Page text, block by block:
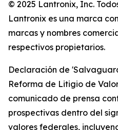
© 2025 Lantronix, Inc.
Lantronix es una marca
marcas y nombres
respectivos propietarios.
Declaración de
Reforma de Litigio de
comunicado de prensa
prospectivas dentro del
valores federales,